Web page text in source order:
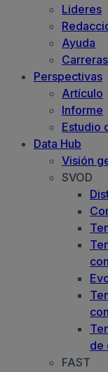
Lideres
Ayuda
Perspectivas
Artículo
Informe
Estudio
Data Hub
Visión
SVOD
de
FAST